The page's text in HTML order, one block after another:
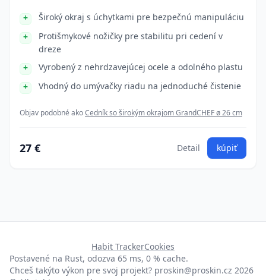
Široký okraj s úchytkami pre bezpečnú manipuláciu
Protišmykové nožičky pre stabilitu pri cedení v
dreze
Vyrobený z nehrdzavejúcej ocele a odolného plastu
Vhodný do umývačky riadu na jednoduché čistenie
Objav podobné akoCedník so širokým okrajom GrandCHEF ø 26 cm
27 € Detail kúpiť
Habit TrackerCookies
Postavené na Rust, odozva 65 ms, 0 % cache.
Chceš takýto výkon pre svoj projekt? proskin@proskin.cz 2026